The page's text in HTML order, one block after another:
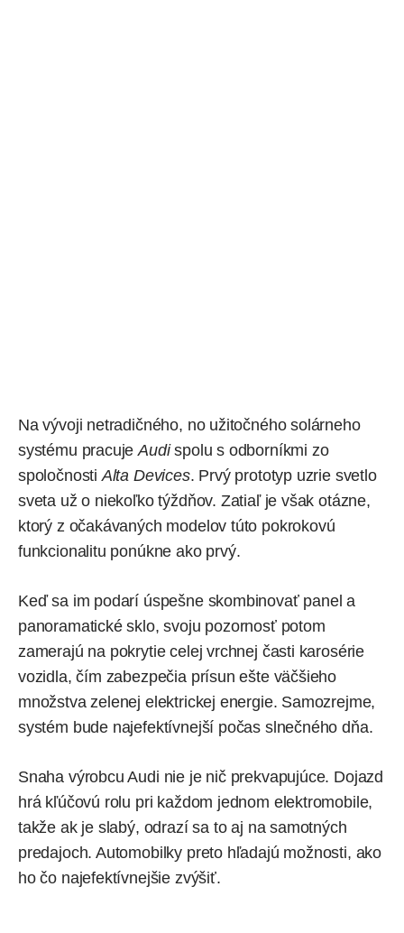
Na vývoji netradičného, no užitočného solárneho
systému pracujeAudi spolus odborníkmi zo
spoločnosti Alta Devices. Prvý prototyp uzrie svetlo
sveta už o niekoľko týždňov. Zatiaľ je však otázne,
ktorý z očakávaných modelov túto pokrokovú
funkcionalitu ponúkne ako prvý.
Keď sa im podarí úspešne skombinovať panel a
panoramatické sklo, svoju pozornosť potom
zamerajú na pokrytie celej vrchnej časti karosérie
vozidla, čím zabezpečia prísun ešte väčšieho
množstva zelenej elektrickej energie. Samozrejme,
systém bude najefektívnejší počas slnečného dňa.
Snaha výrobcu Audi nie je nič prekvapujúce. Dojazd
hrá kľúčovú rolu pri každom jednom elektromobile,
takže ak je slabý, odrazí sa to aj na samotných
predajoch. Automobilky preto hľadajú možnosti, ako
ho čo najefektívnejšie zvýšiť.